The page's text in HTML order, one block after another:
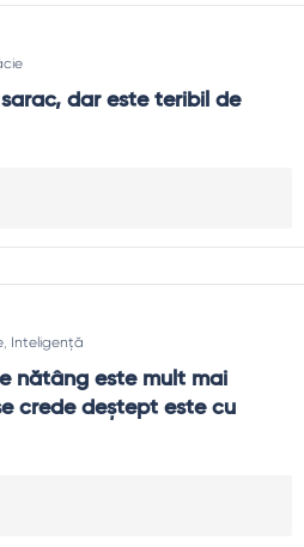
dar este teribil de
, Inteligență
nătâng este mult mai
crede deştept este cu